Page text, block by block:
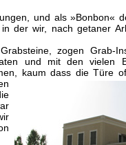
und als »Bonbon«
der wir, nach getaner
zogen Grab-
und mit den vielen
kaum dass die Türe